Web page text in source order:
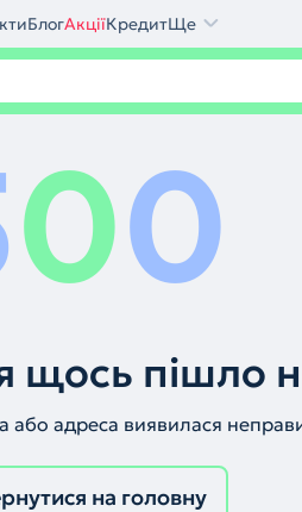
БлогАкціїКредитЩе
00
щось пішло
або адреса виявилася
на головну